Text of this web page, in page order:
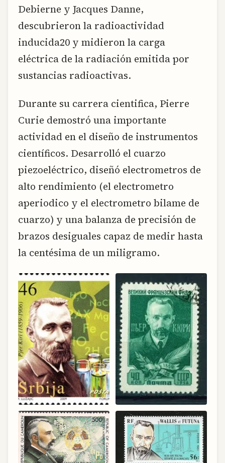
Debierne y Jacques Danne,
descubrieron la radioactividad
inducida20 y midieron la carga
eléctrica de la radiación emitida por
sustancias radioactivas.
Durante su carrera cientifica, Pierre
Curie demostró una importante
actividad en el diseño de instrumentos
científicos. Desarrolló el cuarzo
piezoeléctrico, diseñó electrometros de
alto rendimiento (el electrometro
aperiodico y el electrometro bilame de
cuarzo) y una balanza de precisión de
brazos desiguales capaz de medir hasta
la centésima de un miligramo.